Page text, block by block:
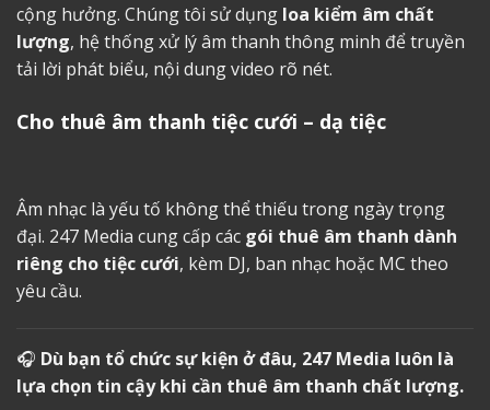
cộng hưởng. Chúng tôi sử dụng loa kiểm âm chất
lượng, hệ thống xử lý âm thanh thông minh để truyền
tải lời phát biểu, nội dung video rõ nét.
Cho thuê âm thanh tiệc cưới – dạ tiệc
Âm nhạc là yếu tố không thể thiếu trong ngày trọng
đại. 247 Media cung cấp các gói thuê âm thanh dành
riêng cho tiệc cưới, kèm DJ, ban nhạc hoặc MC theo
yêu cầu.
🎧 Dù bạn tổ chức sự kiện ở đâu, 247 Media luôn là
lựa chọn tin cậy khi cần thuê âm thanh chất lượng.